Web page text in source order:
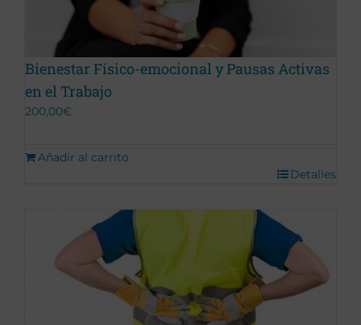
Bienestar Físico-emocional y Pausas Activas
en el Trabajo
200,00€
Añadir al carrito
Detalles